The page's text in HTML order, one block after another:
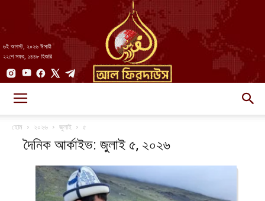
৬ই আগস্ট, ২০২৬ ঈসায়ী
২২শে সফর, ১৪৪৮ হিজরি
হোম ২০২৬ জুলাই ৫
দৈনিক আর্কাইভ: জুলাই ৫, ২০২৬